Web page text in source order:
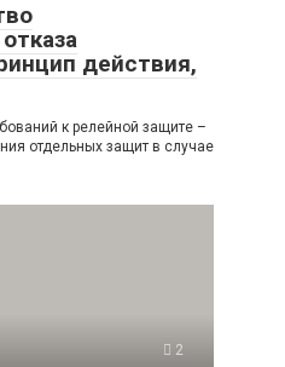
действия,
к релейной защите –
отдельных защит в случае
2